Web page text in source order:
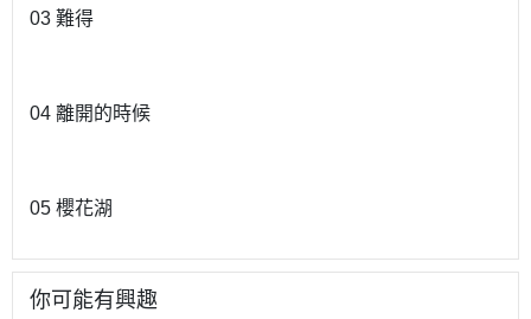
03 難得
04 離開的時候
05 櫻花湖
你可能有興趣